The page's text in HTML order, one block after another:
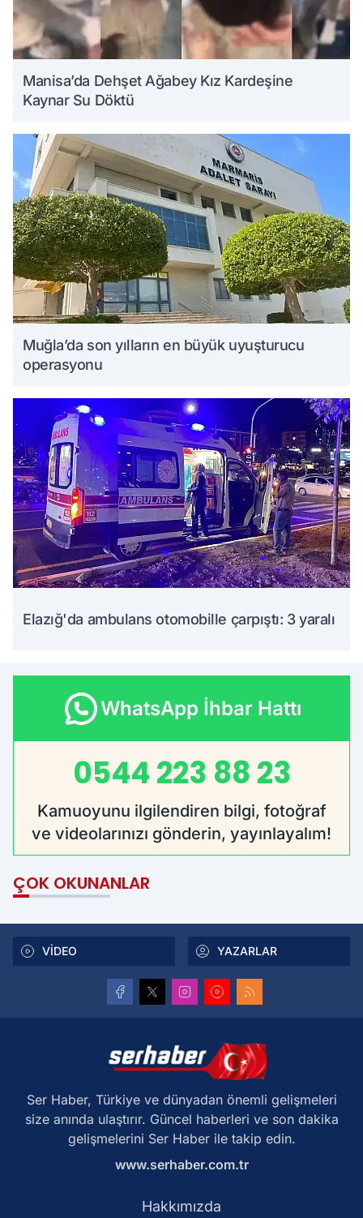
Manisa’da Dehşet Ağabey Kız Kardeşine
Kaynar Su Döktü
Muğla’da son yılların en büyük uyuşturucu
operasyonu
Elazığ'da ambulans otomobille çarpıştı: 3 yaralı
WhatsApp İhbar Hattı
0544 223 88 23
Kamuoyunu ilgilendiren bilgi, fotoğraf
ve videolarınızı gönderin, yayınlayalım!
ÇOK OKUNANLAR
VİDEO YAZARLAR
Ser Haber, Türkiye ve dünyadan önemli gelişmeleri
size anında ulaştırır. Güncel haberleri ve son dakika
gelişmelerini Ser Haber ile takip edin.
www.serhaber.com.tr
Hakkımızda